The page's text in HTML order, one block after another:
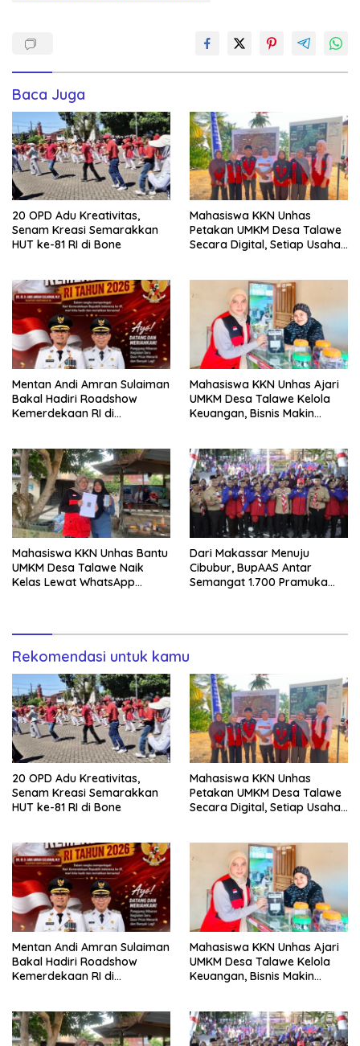
Baca Juga
20 OPD Adu Kreativitas,
Senam Kreasi Semarakkan
HUT ke-81 RI di Bone
Mahasiswa KKN Unhas
Petakan UMKM Desa Talawe
Secara Digital, Setiap Usaha
Mentan Andi Amran Sulaiman
Bakal Hadiri Roadshow
Kemerdekaan RI di
Dibagikan
Mahasiswa KKN Unhas Ajari
UMKM Desa Talawe Kelola
Keuangan, Bisnis Makin
Mahasiswa KKN Unhas Bantu
UMKM Desa Talawe Naik
Kelas Lewat WhatsApp
Dari Makassar Menuju
Cibubur, BupAAS Antar
Semangat 1.700 Pramuka
Rekomendasi untuk kamu
20 OPD Adu Kreativitas,
Senam Kreasi Semarakkan
HUT ke-81 RI di Bone
Mahasiswa KKN Unhas
Petakan UMKM Desa Talawe
Secara Digital, Setiap Usaha
Mentan Andi Amran Sulaiman
Bakal Hadiri Roadshow
Kemerdekaan RI di
Dibagikan
Mahasiswa KKN Unhas Ajari
UMKM Desa Talawe Kelola
Keuangan, Bisnis Makin